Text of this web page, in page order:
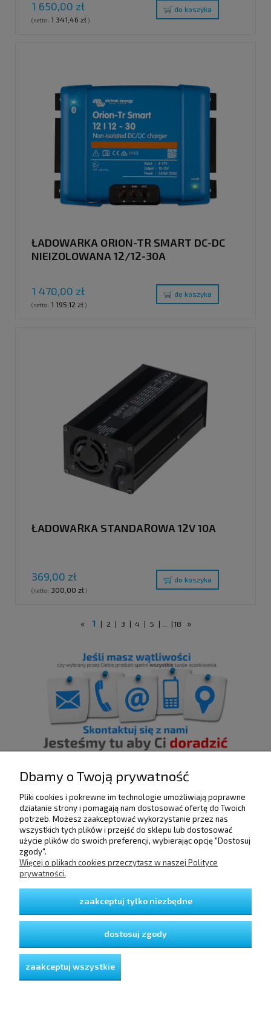
1 650,00 zł
(netto: 1 341,46 zł)
do koszyka
ŁADOWARKA ORION-TR SMART DC-DC
NIEIZOLOWANA 12/12-30A
1 470,00 zł
(netto: 1 195,12 zł)
do koszyka
ŁADOWARKA STANDAROWA 12V 10A
369,00 zł
(netto: 300,00 zł)
do koszyka
« 1 | 2 | 3 | 4 | 5 | | 18 »
POMOC
DOSTAWA I PŁATNOŚCI
GWARANCJA I ZWROTY
O FIRMIE
Dbamy o Twoją prywatność
Pliki cookies i pokrewne im technologie umożliwiają poprawne
działanie strony i pomagają nam dostosować ofertę do Twoich
potrzeb. Możesz zaakceptować wykorzystanie przez nas
wszystkich tych plików i przejść do sklepu lub dostosować
użycie plików do swoich preferencji, wybierając opcję "Dostosuj
zgody".
Więcej o plikach cookies przeczytasz w naszej Polityce
prywatności.
zaakceptuj tylko niezbędne
dostosuj zgody
zaakceptuj wszystkie